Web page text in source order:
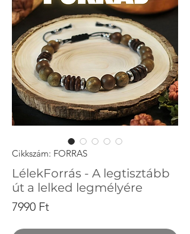
Cikkszám: FORRAS
LélekForrás - A legtisztább
út a lelked legmélyére
7990 FtÁr